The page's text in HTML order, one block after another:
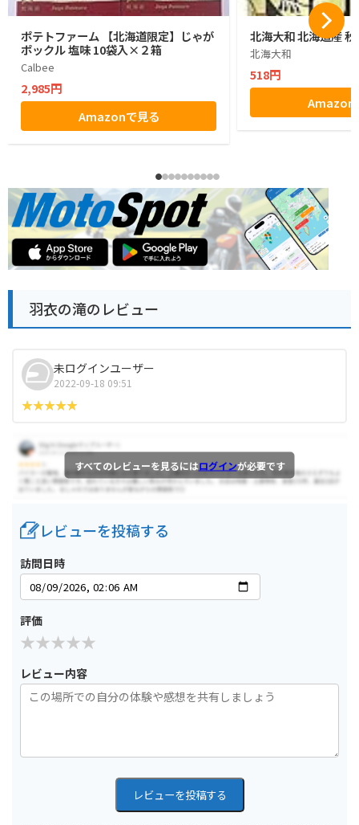
ポテトファーム 【北海道限定】じゃが
ポックル 塩味 10袋入×２箱
Calbee
2,985円
Amazonで見る
北海大和 北海道産
北海大和
518円
Amazon
羽衣の滝のレビュー
未ログインユーザー
2022-09-18 09:51
すべてのレビューを見るにはログインが必要です
レビューを投稿する
訪問日時
評価
レビュー内容
レビューを投稿する